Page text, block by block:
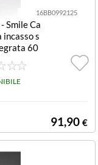
16BB0992125
- Smile Ca
incasso s
60
Srm Lg
91,90 €